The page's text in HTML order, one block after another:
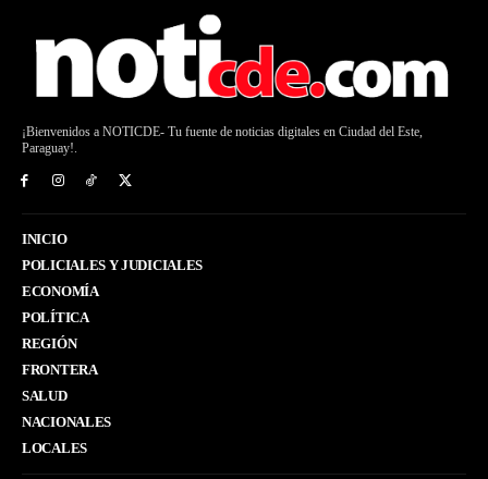
¡Bienvenidos a NOTICDE- Tu fuente de noticias digitales en Ciudad del Este,
Paraguay!.
INICIO
POLICIALES Y JUDICIALES
ECONOMÍA
POLÍTICA
REGIÓN
FRONTERA
SALUD
NACIONALES
LOCALES